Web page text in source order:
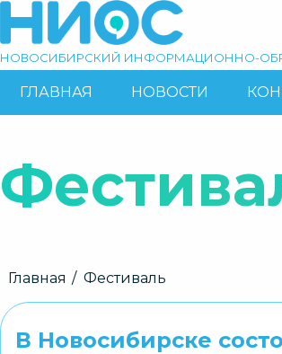
основному
Поиск
НОВОСИБИРСКИЙ ИНФОРМАЦИОННО-
ОСНОВНАЯ
ГЛАВНАЯ НОВОСТИ
Строка
навигации
Главная Фестиваль
В Новосибирске